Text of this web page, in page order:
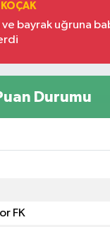
ve bayrak uğruna
Durumu
FK